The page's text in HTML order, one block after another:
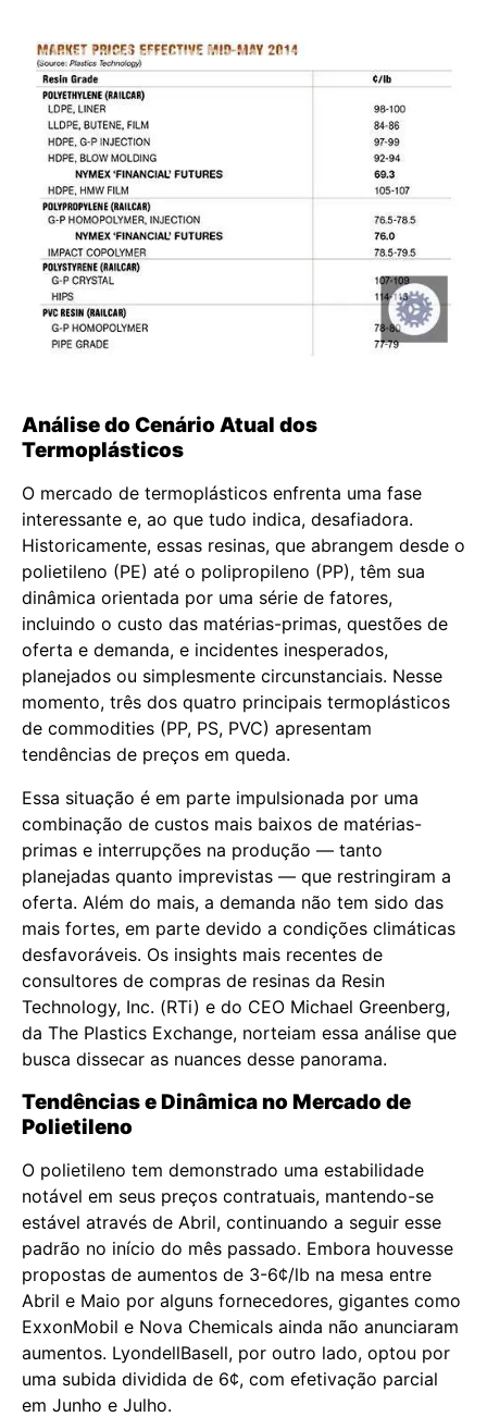
Análise do Cenário Atual dos
Termoplásticos
O mercado de termoplásticos enfrenta uma fase
interessante e, ao que tudo indica, desafiadora.
Historicamente, essas resinas, que abrangem desde o
polietileno (PE) até o polipropileno (PP), têm sua
dinâmica orientada por uma série de fatores,
incluindo o custo das matérias-primas, questões de
oferta e demanda, e incidentes inesperados,
planejados ou simplesmente circunstanciais. Nesse
momento, três dos quatro principais termoplásticos
de commodities (PP, PS, PVC) apresentam
tendências de preços em queda.
Essa situação é em parte impulsionada por uma
combinação de custos mais baixos de matérias-
primas e interrupções na produção — tanto
planejadas quanto imprevistas — que restringiram a
oferta. Além do mais, a demanda não tem sido das
mais fortes, em parte devido a condições climáticas
desfavoráveis. Os insights mais recentes de
consultores de compras de resinas da Resin
Technology, Inc. (RTi) e do CEO Michael Greenberg,
da The Plastics Exchange, norteiam essa análise que
busca dissecar as nuances desse panorama.
Tendências e Dinâmica no Mercado de
Polietileno
O polietileno tem demonstrado uma estabilidade
notável em seus preços contratuais, mantendo-se
estável através de Abril, continuando a seguir esse
padrão no início do mês passado. Embora houvesse
propostas de aumentos de 3-6¢/lb na mesa entre
Abril e Maio por alguns fornecedores, gigantes como
ExxonMobil e Nova Chemicals ainda não anunciaram
aumentos. LyondellBasell, por outro lado, optou por
uma subida dividida de 6¢, com efetivação parcial
em Junho e Julho.